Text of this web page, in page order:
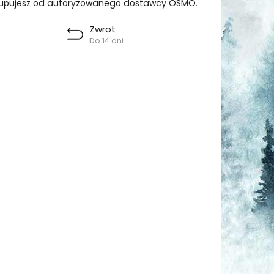
od autoryzowanego dostawcy OSMO.
Zwrot
Do 14 dni